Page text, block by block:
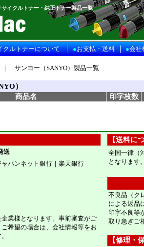
イクルトナー・純正トナー製品一覧
クルトナーについて ｜ ●お支払・送料 ｜ ●会社
サンヨー（SANYO）製品一覧
）
商品名
印字枚数
【送料に
送
全国一律（
となります
パンネット銀行｜楽天銀行
業様となります。事前審査がご
希望の場合は、会社情報等をお
不良品（ク
による返品
印字不良等
取り急ぎご
【修理・